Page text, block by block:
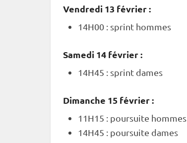
Vendredi 13 février :
14H00 : sprint hommes
Samedi 14 février :
14H45 : sprint dames
Dimanche 15 février :
11H15 : poursuite hommes
14H45 : poursuite dames